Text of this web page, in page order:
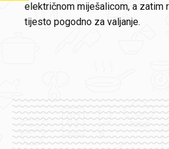
električnom miješalicom, a zatim
tijesto pogodno za valjanje.